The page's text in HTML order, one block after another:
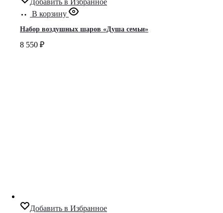
В корзину
Набор воздушных шаров «Душа семьи»
8 550 ₽
Добавить в Избранное